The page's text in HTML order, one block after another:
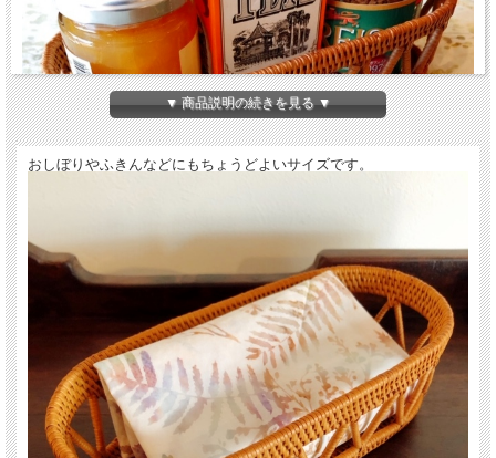
・サイズ（外寸）：約20～21cm×約9～10cm、高さ 約6cm
＊サイズは、外寸表示とさせていただいております。アタ製品の内寸は、編みの
厚み等により、外寸より1cm程度小さくなりますことご了解ください。
・重量：約70g
・材質：アタ
▼ 商品説明の続きを見る ▼
おしぼりやふきんなどにもちょうどよいサイズです。